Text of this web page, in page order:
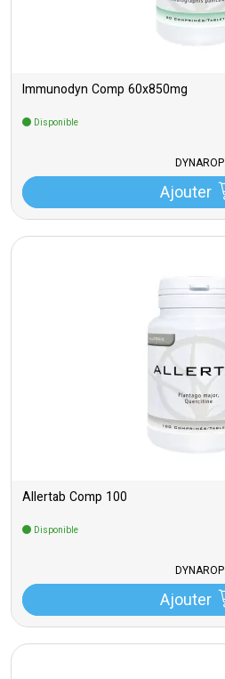
Immunodyn Comp 60x850mg
Disponible
DYNAROP
Ajouter
Allertab Comp 100
Disponible
DYNAROP
Ajouter